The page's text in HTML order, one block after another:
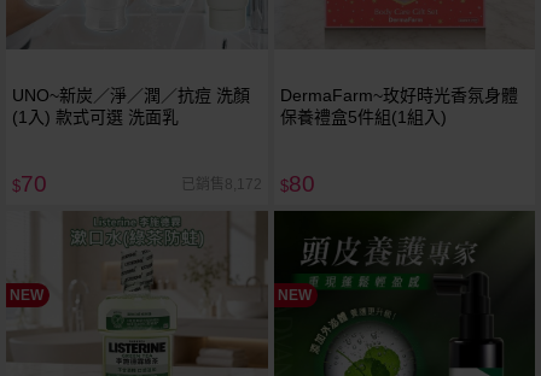
UNO~新炭／淨／潤／抗痘 洗顏
(1入) 款式可選 洗面乳
$70 已銷售8,172
DermaFarm~玫好時光香氛身體
保養禮盒5件組(1組入)
$80
NEW NEW